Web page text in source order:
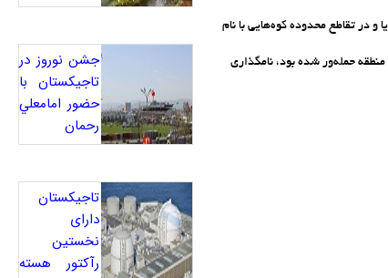
جشن نوروز در
تاجيکستان با
حضور امامعلي
رحمان
تاجیکستان
دارای
نخستین
رآکتور هسته
و در ارتفاع 2195 متر بالاتر از سطح دریا و در تقاطع محدوده کوه‌هایی با نام
حمله‌‍‌ور شده بود، نامگذاری